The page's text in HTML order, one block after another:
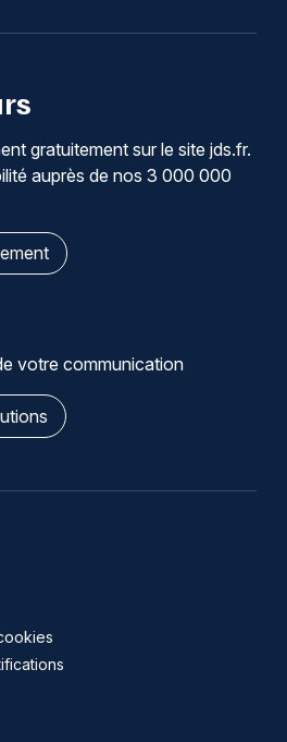
gratuitement sur le site jds.fr.
auprès de nos 3 000 000
votre communication